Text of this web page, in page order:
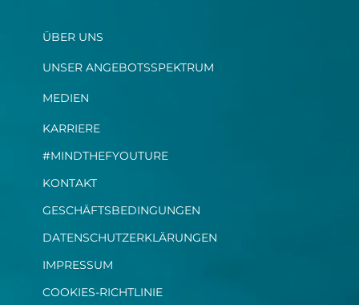
ÜBER UNS
UNSER ANGEBOTSSPEKTRUM
MEDIEN
KARRIERE
#MINDTHEFYOUTURE
KONTAKT
GESCHÄFTSBEDINGUNGEN
DATENSCHUTZERKLÄRUNGEN
IMPRESSUM
COOKIES-RICHTLINIE